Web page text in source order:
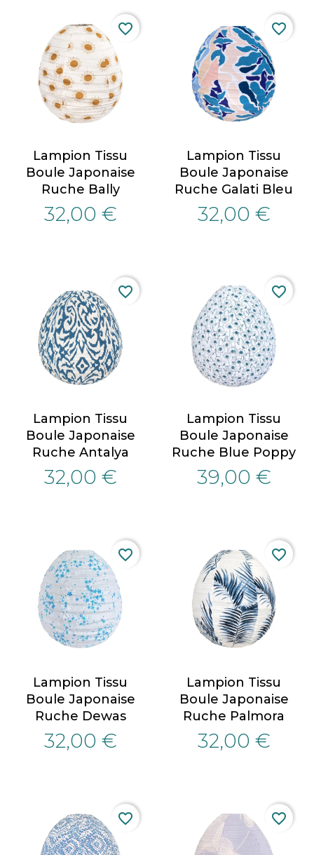
Lampion Tissu
Boule Japonaise
Ruche Bally
32,00 €
favorite_border
Lampion Tissu
Boule Japonaise
Ruche Galati Bleu
32,00 €
favorite_border
Lampion Tissu
Boule Japonaise
Ruche Antalya
32,00 €
favorite_border
Lampion Tissu
Boule Japonaise
Ruche Blue Poppy
39,00 €
favorite_border
Lampion Tissu
Boule Japonaise
Ruche Dewas
32,00 €
favorite_border
Lampion Tissu
Boule Japonaise
Ruche Palmora
32,00 €
favorite_border
favorite_border favorite_border